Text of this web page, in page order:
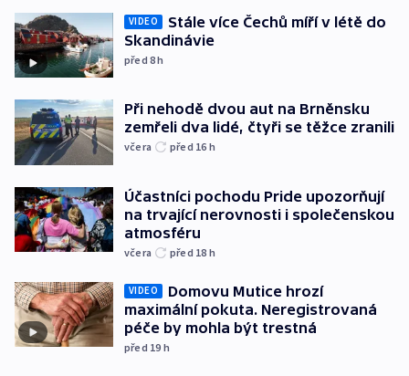
VIDEO
Stále více Čechů míří v létě do
Skandinávie
před 8h
Při nehodě dvou aut na Brněnsku
zemřeli dva lidé, čtyři se těžce zranili
včera před 16 h
Účastníci pochodu Pride upozorňují
na trvající nerovnosti i společenskou
atmosféru
včera před 18 h
VIDEO
Domovu Mutice hrozí
maximální pokuta. Neregistrovaná
péče by mohla být trestná
před 19 h